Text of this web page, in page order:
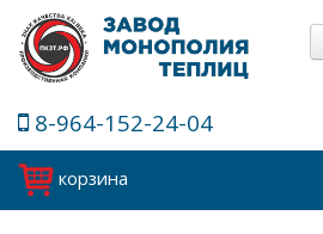
8-964-152-24-04
корзина